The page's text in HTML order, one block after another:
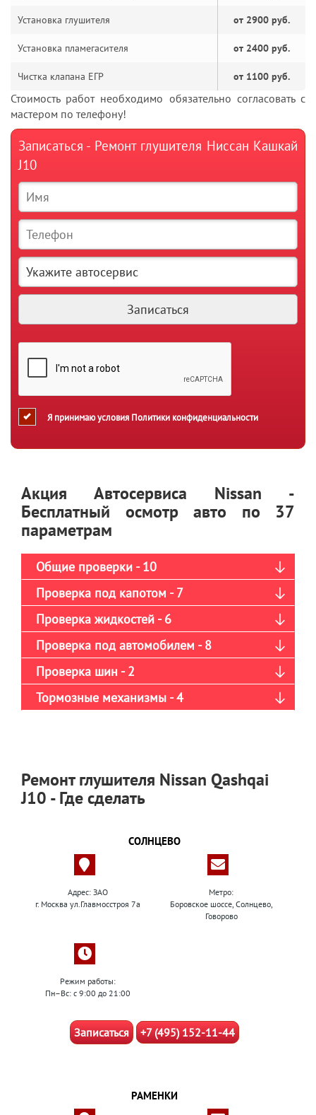
Установка глушителя от 2900 руб.
Установка пламегасителя от 2400 руб.
Чистка клапана ЕГР от 1100 руб.
Стоимость работ необходимо обязательно согласовать с
мастером по телефону!
Записаться - Ремонт глушителя Ниссан Кашкай
J10
Я принимаю условия Политики конфиденциальности
Акция Автосервиса Nissan -
Бесплатный осмотр авто по 37
параметрам
Общие проверки - 10
Проверка под капотом - 7
Проверка жидкостей - 6
Проверка под автомобилем - 8
Проверка шин - 2
Тормозные механизмы - 4
Ремонт глушителя Nissan Qashqai
J10 - Где сделать
СОЛНЦЕВО
Адрес: ЗАО
г. Москва ул.Главмосстроя 7а
Метро:
Боровское шоссе, Солнцево,
Говорово
Режим работы:
Пн–Вс: с 9:00 до 21:00
Записаться +7 (495) 152-11-44
РАМЕНКИ